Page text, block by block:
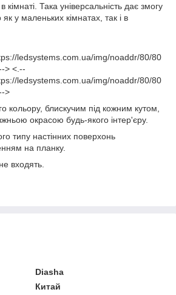
Така універсальність дає змогу
у маленьких кімнатах, так і в
ledsystems.com.ua/img/noaddr/80/80
> <.--
ledsystems.com.ua/img/noaddr/80/80
>
кольору, блискучим під кожним кутом,
окрасою будь-якого інтер'єру.
типу настінних поверхонь
на планку.
входять.
Diasha
Китай